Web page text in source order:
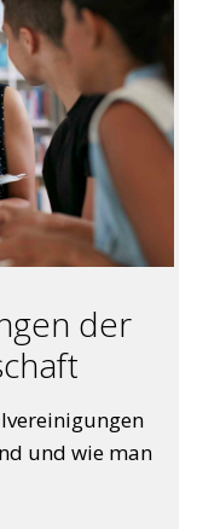
der
und wie man